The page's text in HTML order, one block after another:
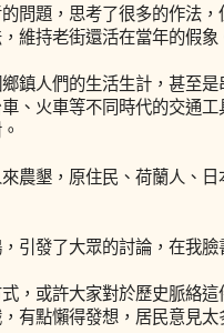
問題，思考了很多的作法
維持老街還活在當年的假象
鎮人們的生活生計，甚至
、火車等不同時代的交通
農墾，原住民、荷蘭人、
引發了大眾的討論，在我
，或許大家對於歷史脈絡
有點懶得發想，居民意見